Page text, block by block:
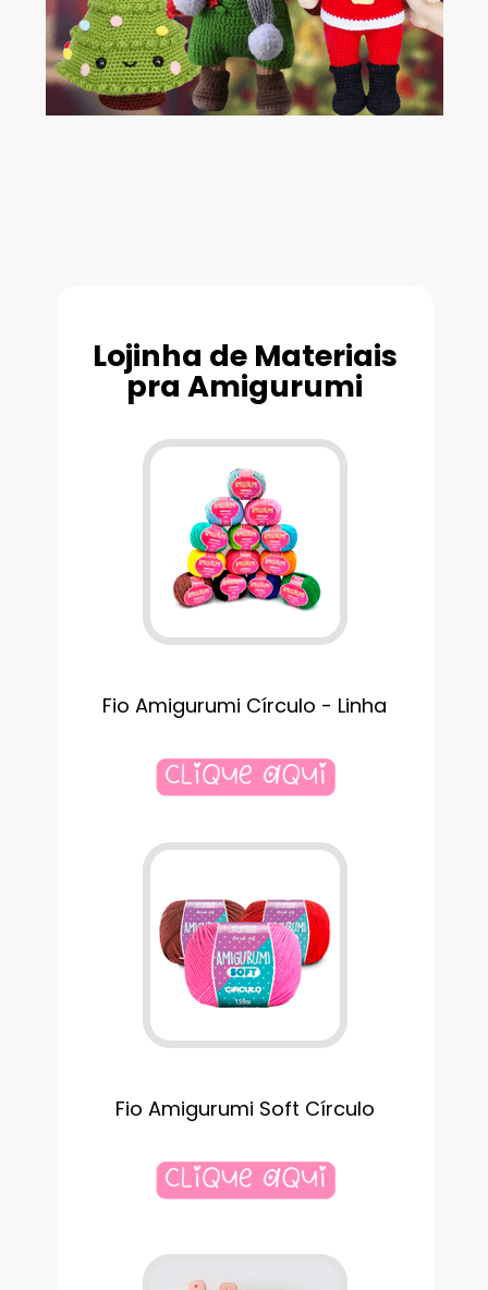
Lojinha de Materiais
pra Amigurumi
Fio Amigurumi Círculo - Linha
Fio Amigurumi Soft Círculo